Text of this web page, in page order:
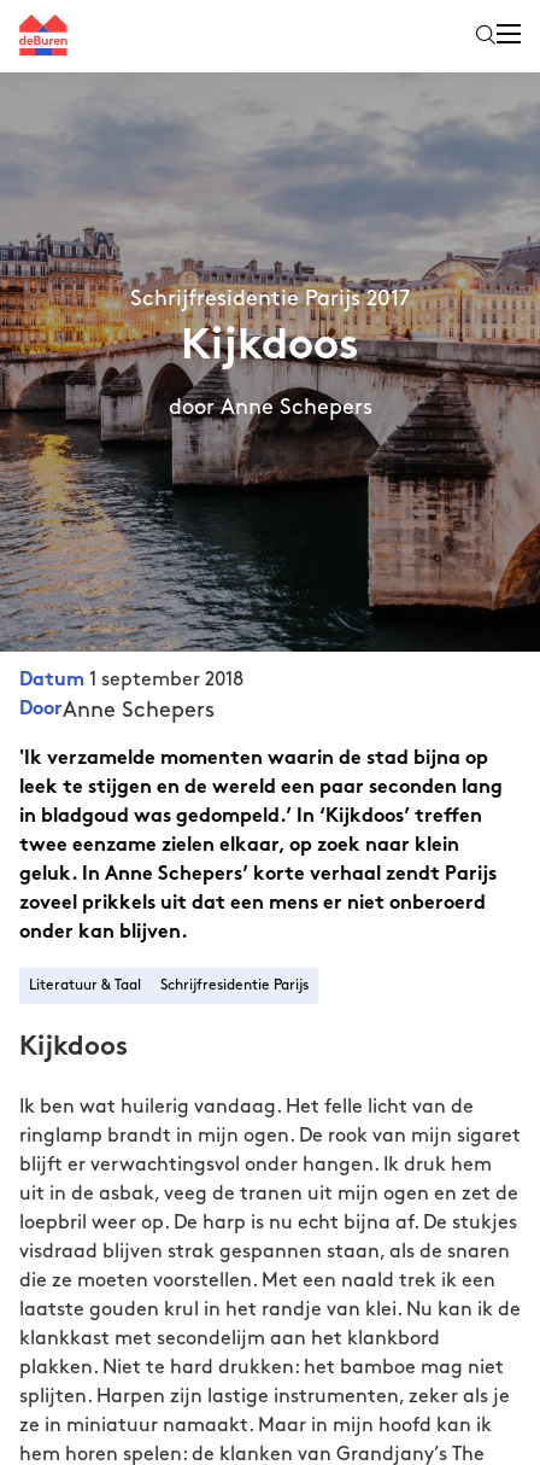
Schrijfresidentie Parijs 2017
Kijkdoos
door Anne Schepers
Datum 1 september 2018
DoorAnne Schepers
'Ik verzamelde momenten waarin de stad bijna op
leek te stijgen en de wereld een paar seconden lang
in bladgoud was gedompeld.’ In ‘Kijkdoos’ treffen
twee eenzame zielen elkaar, op zoek naar klein
geluk. In Anne Schepers’ korte verhaal zendt Parijs
zoveel prikkels uit dat een mens er niet onberoerd
onder kan blijven.
Literatuur & Taal Schrijfresidentie Parijs
Kijkdoos
Ik ben wat huilerig vandaag. Het felle licht van de
ringlamp brandt in mijn ogen. De rook van mijn sigaret
blijft er verwachtingsvol onder hangen. Ik druk hem
uit in de asbak, veeg de tranen uit mijn ogen en zet de
loepbril weer op. De harp is nu echt bijna af. De stukjes
visdraad blijven strak gespannen staan, als de snaren
die ze moeten voorstellen. Met een naald trek ik een
laatste gouden krul in het randje van klei. Nu kan ik de
klankkast met secondelijm aan het klankbord
plakken. Niet te hard drukken: het bamboe mag niet
splijten. Harpen zijn lastige instrumenten, zeker als je
ze in miniatuur namaakt. Maar in mijn hoofd kan ik
hem horen spelen: de klanken van Grandjany’s The